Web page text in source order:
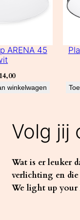
ARENA 45
winkelwagen
Volg jij
Wat is er leuker
verlichting en die
We light up your